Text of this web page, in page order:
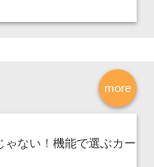
more
ゃない！機能で選ぶカー